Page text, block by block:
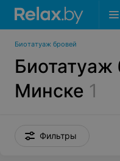
Биотатуаж бровей
Минске 1
Фильтры